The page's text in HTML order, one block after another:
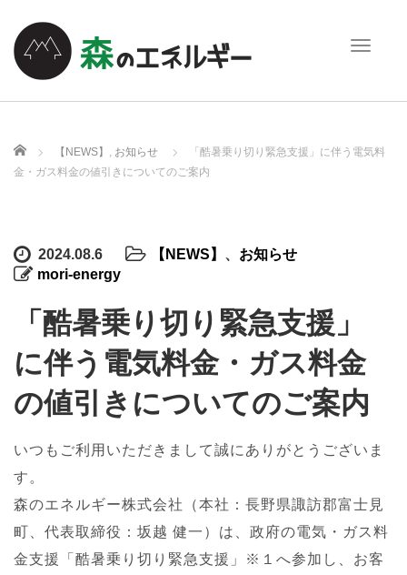
T
e
ホーム 【NEWS】 , お知らせ
「酷暑乗り切り緊急支援」に伴う電気料
金・ガス料金の値引きについてのご案内
2024.08.6 【NEWS】 、 お知らせ
mori-energy
「酷暑乗り切り緊急支援」
に伴う電気料金・ガス料金
の値引きについてのご案内
いつもご利用いただきまして誠にありがとうございま
す。
森のエネルギー株式会社（本社：長野県諏訪郡富士見
町、代表取締役：坂越 健一）は、政府の電気・ガス料
金支援「酷暑乗り切り緊急支援」※１へ参加し、お客